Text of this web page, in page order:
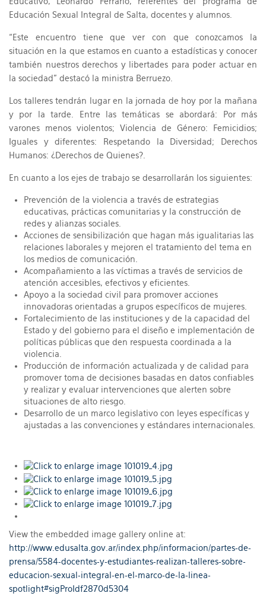
Educación Sexual Integral de Salta, docentes y alumnos.
“Este encuentro tiene que ver con que conozcamos la
situación en la que estamos en cuanto a estadísticas y conocer
también nuestros derechos y libertades para poder actuar en
la sociedad” destacó la ministra Berruezo.
Los talleres tendrán lugar en la jornada de hoy por la mañana
y por la tarde. Entre las temáticas se abordará: Por más
varones menos violentos; Violencia de Género: Femicidios;
Iguales y diferentes: Respetando la Diversidad; Derechos
Humanos: ¿Derechos de Quienes?.
En cuanto a los ejes de trabajo se desarrollarán los siguientes:
Prevención de la violencia a través de estrategias
educativas, prácticas comunitarias y la construcción de
redes y alianzas sociales.
Acciones de sensibilización que hagan más igualitarias las
relaciones laborales y mejoren el tratamiento del tema en
los medios de comunicación.
Acompañamiento a las víctimas a través de servicios de
atención accesibles, efectivos y eficientes.
Apoyo a la sociedad civil para promover acciones
innovadoras orientadas a grupos específicos de mujeres.
Fortalecimiento de las instituciones y de la capacidad del
Estado y del gobierno para el diseño e implementación de
políticas públicas que den respuesta coordinada a la
violencia.
Producción de información actualizada y de calidad para
promover toma de decisiones basadas en datos confiables
y realizar y evaluar intervenciones que alerten sobre
situaciones de alto riesgo.
Desarrollo de un marco legislativo con leyes específicas y
ajustadas a las convenciones y estándares internacionales.
View the embedded image gallery online at:
http://www.edusalta.gov.ar/index.php/informacion/partes-de-
prensa/5584-docentes-y-estudiantes-realizan-talleres-sobre-
educacion-sexual-integral-en-el-marco-de-la-linea-
spotlight#sigProIdf2870d5304